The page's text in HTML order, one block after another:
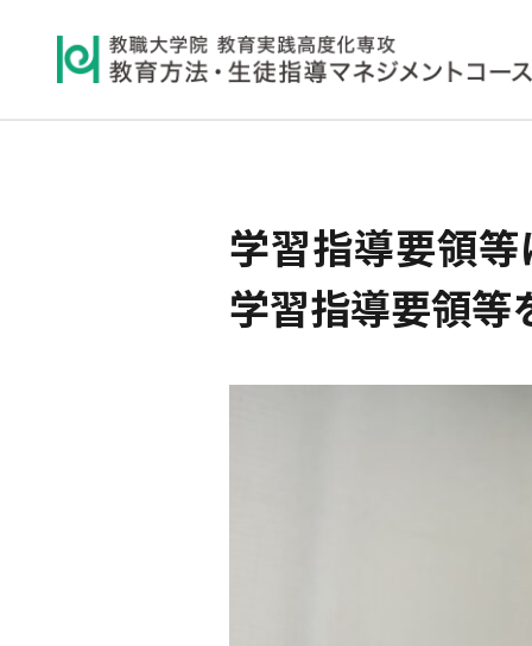
学習指導要領
学習指導要領等